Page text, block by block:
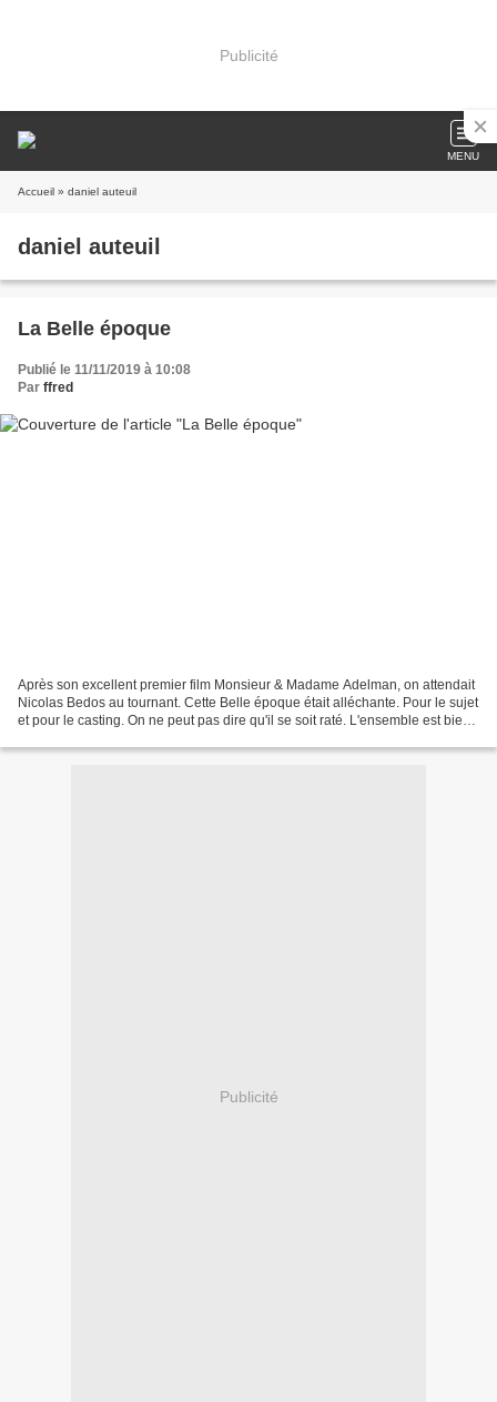
Publicité
MENU
Accueil » daniel auteuil
daniel auteuil
La Belle époque
Publié le 11/11/2019 à 10:08
Par ffred
Après son excellent premier film Monsieur & Madame Adelman, on attendait
Nicolas Bedos au tournant. Cette Belle époque était alléchante. Pour le sujet
et pour le casting. On ne peut pas dire qu'il se soit raté. L'ensemble est bien
Publicité